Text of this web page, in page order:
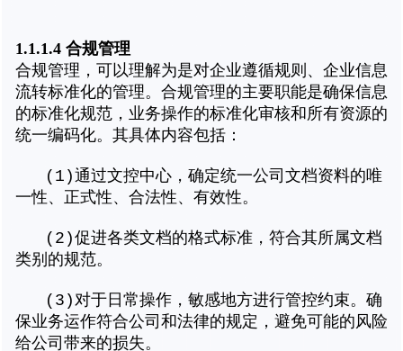
1.1.1.4 合规管理
合规管理，可以理解为是对企业遵循规则、企业信息
流转标准化的管理。合规管理的主要职能是确保信息
的标准化规范，业务操作的标准化审核和所有资源的
统一编码化。其具体内容包括：
(1)通过文控中心，确定统一公司文档资料的唯
一性、正式性、合法性、有效性。
(2)促进各类文档的格式标准，符合其所属文档
类别的规范。
(3)对于日常操作，敏感地方进行管控约束。确
保业务运作符合公司和法律的规定，避免可能的风险
给公司带来的损失。